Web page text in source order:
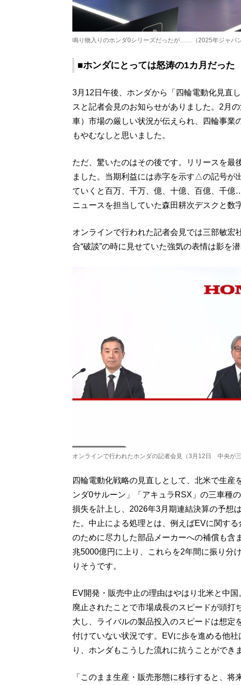
鳴り物入りのホンダ0シリーズだったが……（2025年ジャパ
■ホンダにとっては怒涛の1カ月だった
3月12日午後、ホンダから「四輪電動化見直
スと記者会見のお知らせがありました。2月
車）市場の厳しい状況が伝えられ、四輪事業
もやむなしと思いました。
ただ、驚いたのはその後です。リリースを最
ました。当期利益には赤字を示す△の記号が
ていくと百万、千万、億、十億、百億、千
ニュースを担当していた森田耕次デスクと数
オンラインで行われた記者会見では三部敏宏
合“破談”の時に見せていた強気の表情は影を潜
オンラインで行われたホンダの記者会見（3月12日 中央が三
四輪電動化戦略の見直しとして、北米で生
ンダ0サルーン」「アキュラRSX」の三車種
損失を計上し、2026年3月期連結決算の予想
た。中止による処理とは、例えばEVに関す
のために尽力した部品メーカーへの補償も含
兆5000億円に上り、これらを2年間に振り分
りそうです。
EV開発・販売中止の理由はやはり北米と中
廃止されたことで市場成長のスピードが頭
大し、ライバルの製品投入のスピードは想定
付けていない状況です。EVに歩を進める他
り、ホンダもこうした流れに抗うことができ
「このまま生産・販売形態に移行すると、